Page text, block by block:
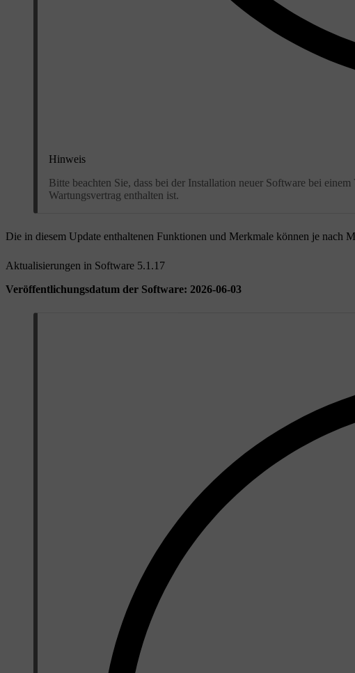
Hinweis
Bitte beachten Sie, dass bei der Installation neuer Software bei
Wartungsvertrag enthalten ist.
Die in diesem Update enthaltenen Funktionen und Merkmale können je nach
Aktualisierungen in Software 5.1.17
Veröffentlichungsdatum der Software: 2026-06-03